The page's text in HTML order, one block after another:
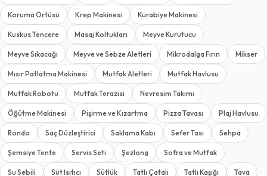
Koruma Örtüsü Krep Makinesi Kurabiye Makinesi
Kuskus Tencere Masaj Koltukları Meyve Kurutucu
Meyve Sıkacağı Meyve ve Sebze Aletleri Mikrodalga Fırın Mikser
Mısır Patlatma Makinesi Mutfak Aletleri Mutfak Havlusu
Mutfak Robotu Mutfak Terazisi Nevresim Takımı
Öğütme Makinesi Pişirme ve Kızartma Pizza Tavası Plaj Havlusu
Rondo Saç Düzleştirici Saklama Kabı Sefer Tası Sehpa
Şemsiye Tente Servis Seti Şezlong Sofra ve Mutfak
Su Sebili Süt Isıtıcı Sütlük Tatlı Çatalı Tatlı Kaşığı Tava